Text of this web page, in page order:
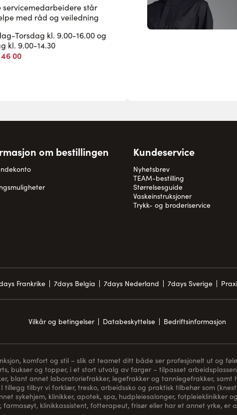
servicemedarbeidere står
med råd og veiledning
Torsdag kl. 9.00-16.00 og
kl. 9.00-14.30
00
om bestillingen Kundeservice
Nyhetsbrev
TEAM-bestilling
Størrelsesguide
Vaskeinstruksjoner
Trykk- og broderiservice
Frankrike 7days Belgia 7days Nederland 7days Sverige
Vilkår og betingelser Databeskyttelse Bedriftsinformasjon
komfort og stil – slik at teamet ditt både ser profesjonelt ut og
bukser og topper, i et stort utvalg av farger – tilpasset
blant annet laboratoriefrakker, legefrakker og tannlegefrakker, samt
tillegg tilbyr vi forklær, tresko, arbeidssko og praktisk tilbehør som (
sykehjem, klinikker, apotek, spa, hudpleiesalonger, fotpleieklinikker
farmasøyt, klinikkassistent, fotterapeut, frisør eller har et annet yrke,